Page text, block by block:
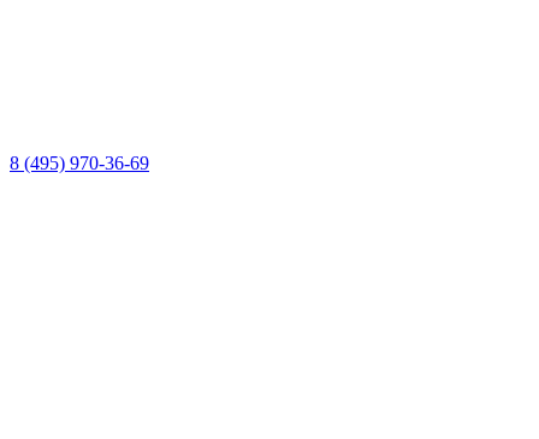
8 (495) 970-36-69